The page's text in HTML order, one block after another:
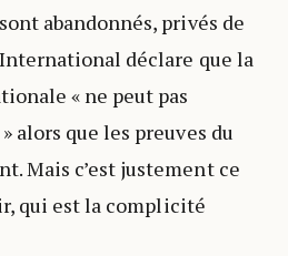
abandonnés, privés de
déclare que la
« ne peut pas
alors que les preuves du
Mais c’est justement ce
qui est la complicité